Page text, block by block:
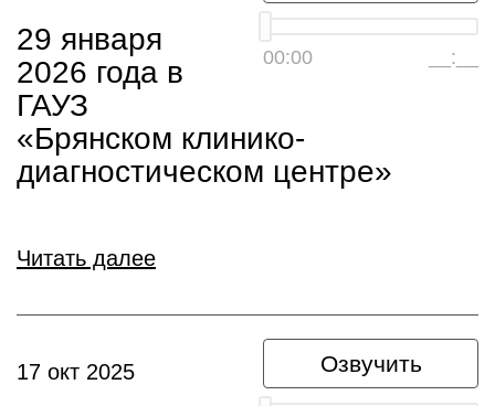
00:00 __:__
29 января
2026 года в
ГАУЗ
«Брянском клинико-
диагностическом центре»
Читать далее
Озвучить
17 окт 2025